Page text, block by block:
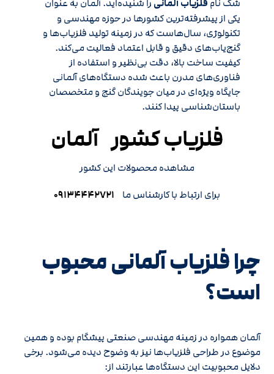
شک نام فلزیاب آلمانی را شنیده‌اید. آلمان به عنوان
یکی از پیشرفته‌ترین کشورها در حوزه مهندسی و
تکنولوژی، سال‌هاست که در زمینه تولید فلزیاب‌ها و
گنج‌یاب‌های دقیق و قابل اعتماد فعالیت می‌کند.
کیفیت ساخت بالا، دقت بی‌نظیر و استفاده از
فناوری‌های مدرن باعث شده دستگاه‌های آلمانی
جایگاه ویژه‌ای در میان جویندگان گنج و متخصصان
باستان‌شناسی پیدا کنند.
فلزیاب کشور آلمان
مشاهده محصولات این کشور
برای ارتباط با کارشناس ما ۰۹۱۳۴۴۴۲۷۲۱
چرا فلزیاب آلمانی محبوب
است؟
آلمان همواره در زمینه مهندسی صنعتی پیشگام بوده و همین
موضوع در طراحی فلزیاب‌ها نیز به وضوح دیده می‌شود. برخی
دلایل محبوبیت این دستگاه‌ها عبارتند از: